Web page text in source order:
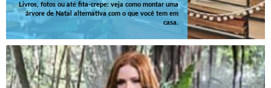
Livros, fotos ou até fita-crepe: veja como montar uma
árvore de Natal alternativa com o que você tem em
casa.